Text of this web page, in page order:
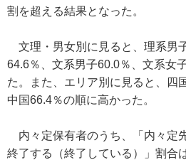
割を超える結果となった。
文理・男女別に見ると、理系男
64.6％、文系男子60.0％、文系女
た。また、エリア別に見ると、四
中国66.4％の順に高かった。
内々定保有者のうち、「内々定
終了する（終了している）」割合